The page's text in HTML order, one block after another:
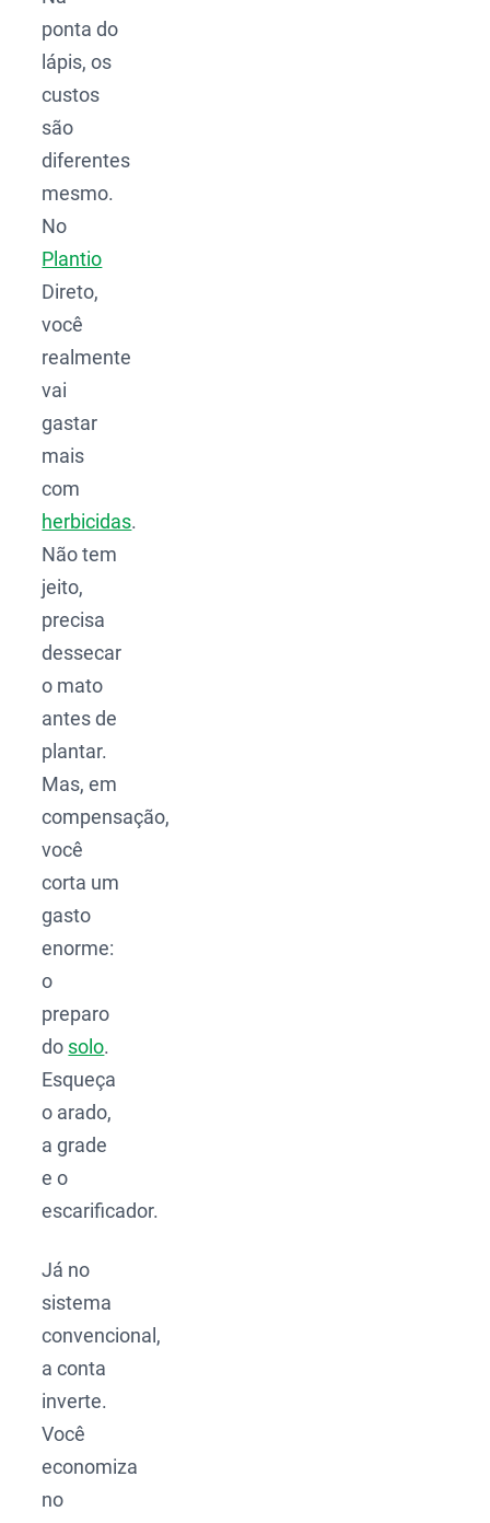
ponta do
lápis, os
custos
são
diferentes
mesmo.
No
Plantio
Direto,
você
realmente
vai
gastar
mais
com
herbicidas.
Não tem
jeito,
precisa
dessecar
o mato
antes de
plantar.
Mas, em
compensação,
você
corta um
gasto
enorme:
o
preparo
do solo.
Esqueça
o arado,
a grade
e o
escarificador.
Já no
sistema
convencional,
a conta
inverte.
Você
economiza
no